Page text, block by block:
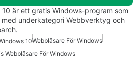
10 är ett gratis Windows-program som
underkategori Webbverktyg och
10Webbläsare För Windows
Webbläsare För Windows